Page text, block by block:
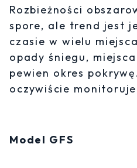
Rozbieżności
spore, ale trend jest
czasie w wielu
opady śniegu,
pewien okres
oczywiście
Model GFS